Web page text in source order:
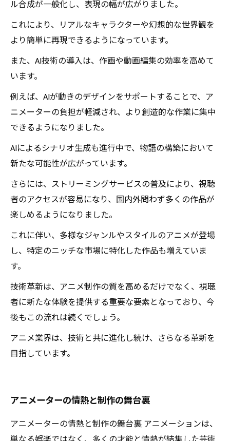
ル合成が一般化し、表現の幅が広がりました。
これにより、リアルなキャラクターや幻想的な世界観を
より簡単に再現できるようになっています。
また、AI技術の導入は、作画や動画編集の効率を高めて
います。
例えば、AIが動きのデザインをサポートすることで、ア
ニメーターの負担が軽減され、より創造的な作業に集中
できるようになりました。
AIによるシナリオ生成も進行中で、物語の構築において
新たな可能性が広がっています。
さらには、ストリーミングサービスの普及により、視聴
者のアクセスが容易になり、国内外問わず多くの作品が
楽しめるようになりました。
これに伴い、多様なジャンルやスタイルのアニメが登場
し、特定のニッチな市場に特化した作品も増えていま
す。
技術革新は、アニメ制作の質を高めるだけでなく、視聴
者に新たな体験を提供する重要な要素となっており、今
後もこの流れは続くでしょう。
アニメ業界は、技術と共に進化し続け、さらなる革新を
目指しています。
アニメーターの情熱と制作の舞台裏
アニメーターの情熱と制作の舞台裏 アニメーションは、